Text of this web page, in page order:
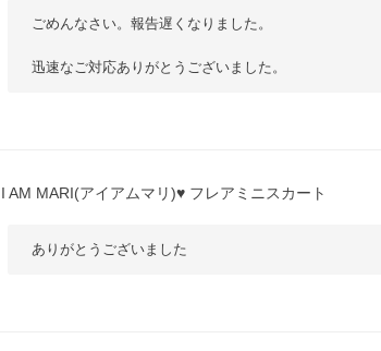
ごめんなさい。報告遅くなりました。
迅速なご対応ありがとうございました。
I AM MARI(アイアムマリ)♥ フレアミニスカート
ありがとうございました